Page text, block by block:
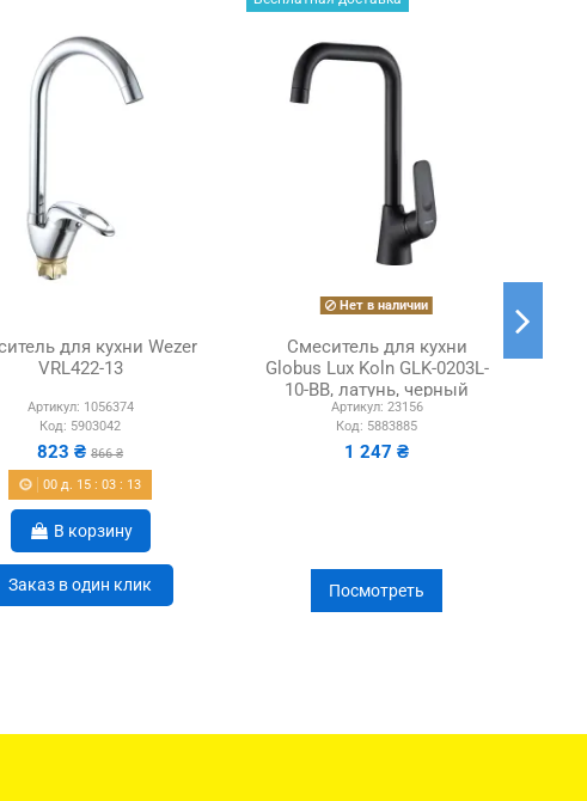
для кухни Wezer
VRL422-13
Артикул: 1056374
Код: 5903042
823 ₴ 866 ₴
00 д. 15 :03 : 12
В корзину
Заказ в один клик
Нет в наличии
Смеситель для кухни
Globus Lux Koln GLK-0203L-
10-BB, латунь, черный
Артикул: 23156
Код: 5883885
1 247 ₴
Посмотреть